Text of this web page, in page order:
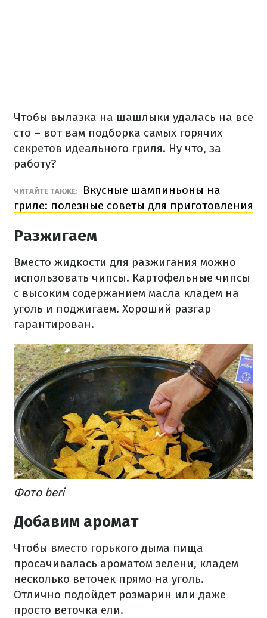
Чтобы вылазка на шашлыки удалась на все
сто – вот вам подборка самых горячих
секретов идеального гриля. Ну что, за
работу?
ЧИТАЙТЕ ТАКЖЕ:
Вкусные шампиньоны на
гриле: полезные советы для приготовления
Разжигаем
Вместо жидкости для разжигания можно
использовать чипсы. Картофельные чипсы
с высоким содержанием масла кладем на
уголь и поджигаем. Хороший разгар
гарантирован.
Фото beri
Добавим аромат
Чтобы вместо горького дыма пища
просачивалась ароматом зелени, кладем
несколько веточек прямо на уголь.
Отлично подойдет розмарин или даже
просто веточка ели.